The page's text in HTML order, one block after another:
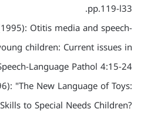
pp.119-l33.
Otitis media and speech-
children: Current issues in
Language Pathol 4:15-24.
"The New Language of Toys:
to Special Needs Children?